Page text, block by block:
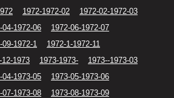
1972-1972-02
1972-02-1972-03
04-1972-06
1972-06-1972-07
09-1972-1
1972-1-1972-11
12-1973 1973-1973-
1973--1973-03
04-1973-05
1973-05-1973-06
07-1973-08
1973-08-1973-09